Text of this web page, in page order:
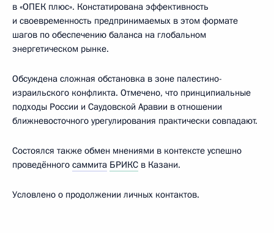
в «ОПЕК плюс». Констатирована эффективность
и своевременность предпринимаемых в этом формате
шагов по обеспечению баланса на глобальном
энергетическом рынке.
Обсуждена сложная обстановка в зоне палестино-
израильского конфликта. Отмечено, что принципиальные
подходы России и Саудовской Аравии в отношении
ближневосточного урегулирования практически совпадают.
Состоялся также обмен мнениями в контексте успешно
проведённого саммита БРИКС в Казани.
Условлено о продолжении личных контактов.